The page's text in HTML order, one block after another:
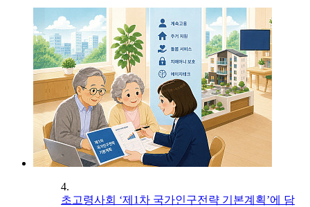
4.
초고령사회 ‘제1차 국가인구전략 기본계획’에 담